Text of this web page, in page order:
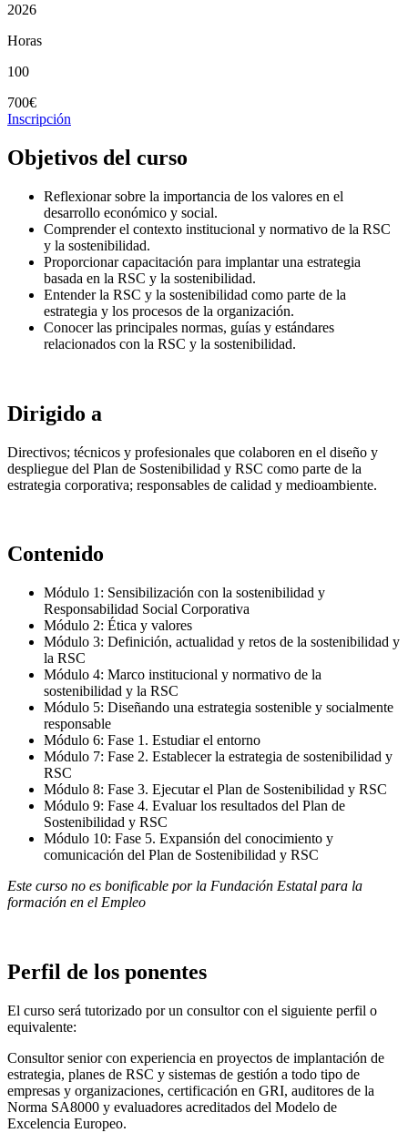
2026
Horas
100
700€
Inscripción
Objetivos del curso
Reflexionar sobre la importancia de los valores en el
desarrollo económico y social.
Comprender el contexto institucional y normativo de la RSC
y la sostenibilidad.
Proporcionar capacitación para implantar una estrategia
basada en la RSC y la sostenibilidad.
Entender la RSC y la sostenibilidad como parte de la
estrategia y los procesos de la organización.
Conocer las principales normas, guías y estándares
relacionados con la RSC y la sostenibilidad.
Dirigido a
Directivos; técnicos y profesionales que colaboren en el diseño y
despliegue del Plan de Sostenibilidad y RSC como parte de la
estrategia corporativa; responsables de calidad y medioambiente.
Contenido
Módulo 1: Sensibilización con la sostenibilidad y
Responsabilidad Social Corporativa
Módulo 2: Ética y valores
Módulo 3: Definición, actualidad y retos de la sostenibilidad y
la RSC
Módulo 4: Marco institucional y normativo de la
sostenibilidad y la RSC
Módulo 5: Diseñando una estrategia sostenible y socialmente
responsable
Módulo 6: Fase 1. Estudiar el entorno
Módulo 7: Fase 2. Establecer la estrategia de sostenibilidad y
RSC
Módulo 8: Fase 3. Ejecutar el Plan de Sostenibilidad y RSC
Módulo 9: Fase 4. Evaluar los resultados del Plan de
Sostenibilidad y RSC
Módulo 10: Fase 5. Expansión del conocimiento y
comunicación del Plan de Sostenibilidad y RSC
Este curso no es bonificable por la Fundación Estatal para la
formación en el Empleo
Perfil de los ponentes
El curso será tutorizado por un consultor con el siguiente perfil o
equivalente:
Consultor senior con experiencia en proyectos de implantación de
estrategia, planes de RSC y sistemas de gestión a todo tipo de
empresas y organizaciones, certificación en GRI, auditores de la
Norma SA8000 y evaluadores acreditados del Modelo de
Excelencia Europeo.